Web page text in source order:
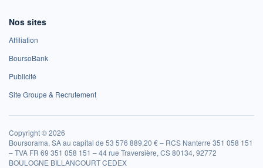
Nos sites
Affiliation
BoursoBank
Publicité
Site Groupe & Recrutement
Copyright © 2026
Boursorama, SA au capital de 53 576 889,20 € – RCS Nanterre 351 058 151
– TVA FR 69 351 058 151 – 44 rue Traversière, CS 80134, 92772
BOULOGNE BILLANCOURT CEDEX